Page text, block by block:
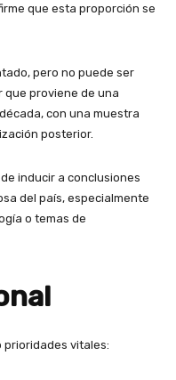
que esta proporción se
pero no puede ser
proviene de una
con una muestra
posterior.
inducir a conclusiones
del país, especialmente
o temas de
prioridades vitales: